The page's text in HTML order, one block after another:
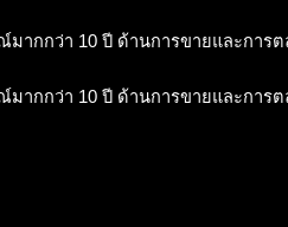
ากกว่า 10 ปี ด้านการขายและการต
ากกว่า 10 ปี ด้านการขายและการต